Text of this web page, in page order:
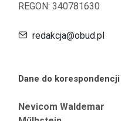
REGON: 340781630
redakcja@obud.pl
Dane do korespondencji
Nevicom Waldemar